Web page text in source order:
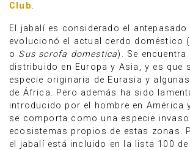
Club.
El jabalí es considerado el antepasado
evolucionó el actual cerdo doméstico (
o Sus scrofa domestica). Se encuentra
distribuido en Europa y Asia, y es que
especie originaria de Eurasia y
de África. Pero además ha sido
introducido por el hombre en América
se comporta como una especie
ecosistemas propios de estas zonas.
el jabalí está incluido en la lista 100